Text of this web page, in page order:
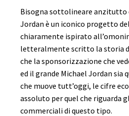
Bisogna sottolineare anzitutto
Jordan è un iconico progetto
chiaramente ispirato
letteralmente scritto la storia
che la sponsorizzazione che
ed il grande Michael Jordan sia
che muove tutt’oggi, le cifre
assoluto per quel che riguarda
commerciali di questo tipo.